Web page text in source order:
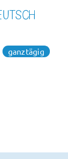
OGS
ganztägig